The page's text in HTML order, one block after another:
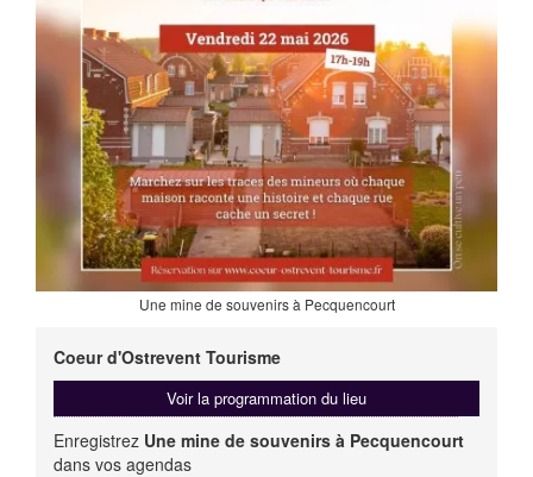
Une mine de souvenirs à Pecquencourt
Coeur d'Ostrevent Tourisme
Voir la programmation du lieu
Enregistrez Une mine de souvenirs à Pecquencourt
dans vos agendas